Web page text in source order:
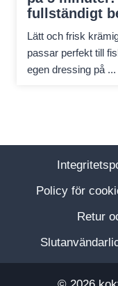
fullständigt
Lätt och frisk
passar perfekt till
egen dressing på ...
Policy för
Retur